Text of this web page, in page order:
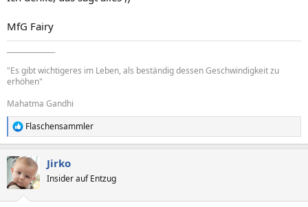
MfG Fairy
"Es gibt wichtigeres im Leben, als beständig dessen Geschwindigkeit zu
erhöhen"
Mahatma Gandhi
R
e
k
t
i
Flaschensammler
Jirko
Insider auf Entzug